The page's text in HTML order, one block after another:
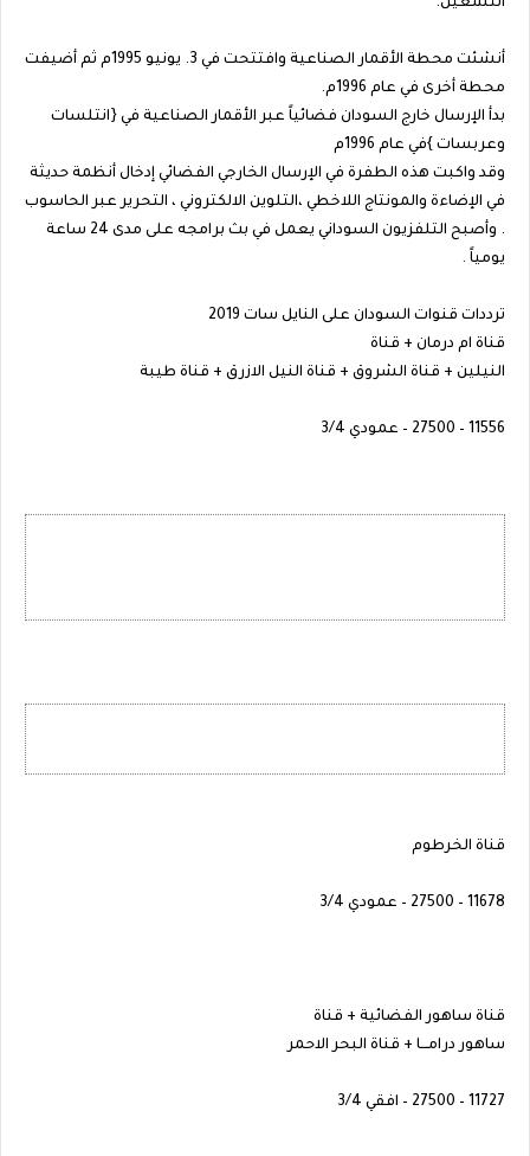
التشغيل.
أنشئت محطة الأقمار الصناعية وافتتحت في 3. يونيو 1995م ثم أضيفت
محطة أخرى في عام 1996م.
بدأ الإرسال خارج السودان فضائياً عبر الأقمار الصناعية في {انتلسات
وعربسات }في عام 1996م
وقد واكبت هذه الطفرة في الإرسال الخارجي الفضائي إدخال أنظمة حديثة
في الإضاءة والمونتاج اللاخطي ،التلوين الالكتروني ، التحرير عبر الحاسوب
. وأصبح التلفزيون السوداني يعمل في بث برامجه على مدى 24 ساعة
يومياً .
ترددات قنوات السودان على النايل سات 2019
قناة ام درمان + قناة
النيلين + قناة الشروق + قناة النيل الازرق + قناة طيبة
11556 – 27500 – عمودي 3/4
قناة الخرطوم
11678 – 27500 – عمودي 3/4
قناة ساهور الفضائية + قناة
ساهور درامـــا + قناة البحر الاحمر
11727 – 27500 – افقي 3/4